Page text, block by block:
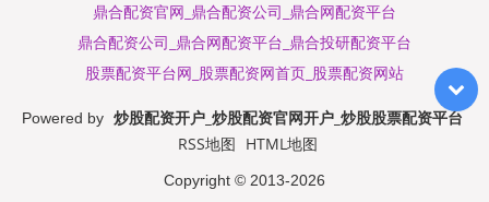
鼎合配资官网_鼎合配资公司_鼎合网配资平台
鼎合配资公司_鼎合网配资平台_鼎合投研配资平台
股票配资平台网_股票配资网首页_股票配资网站
Powered by 炒股配资开户_炒股配资官网开户_炒股股票配资平台
RSS地图 HTML地图
Copyright © 2013-2026